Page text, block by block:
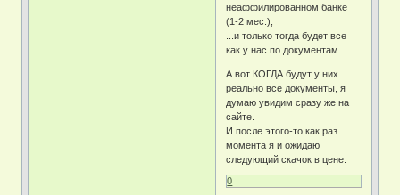
неаффилированном банке
(1-2 мес.);
...и только тогда будет все
как у нас по документам.
А вот КОГДА будут у них
реально все документы, я
думаю увидим сразу же на
сайте.
И после этого-то как раз
момента я и ожидаю
следующий скачок в цене.
0